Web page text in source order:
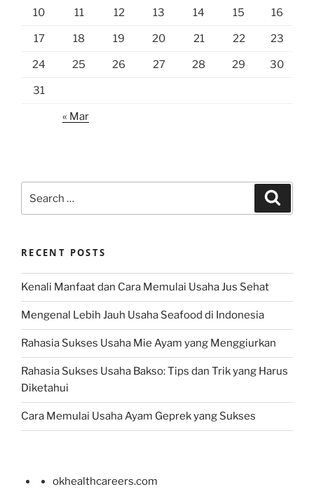
10 11 12 13 14 15 16
17 18 19 20 21 22 23
24 25 26 27 28 29 30
31
« Mar
for:
RECENT POSTS
Kenali Manfaat dan Cara Memulai Usaha Jus Sehat
Mengenal Lebih Jauh Usaha Seafood di Indonesia
Rahasia Sukses Usaha Mie Ayam yang Menggiurkan
Rahasia Sukses Usaha Bakso: Tips dan Trik yang Harus
Diketahui
Cara Memulai Usaha Ayam Geprek yang Sukses
okhealthcareers.com